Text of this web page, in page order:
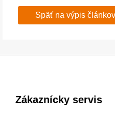
Späť na výpis článkov
Zákaznícky servis